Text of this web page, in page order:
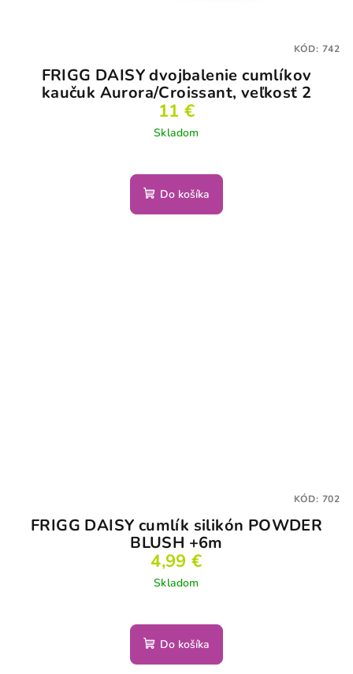
FRIGG DAISY dvojbalenie cumlíkov
kaučuk Aurora/Croissant, veľkosť 2
11 €
Skladom
Do košíka
KÓD: 742
FRIGG DAISY cumlík silikón POWDER
BLUSH +6m
4,99 €
Skladom
Do košíka
KÓD: 702